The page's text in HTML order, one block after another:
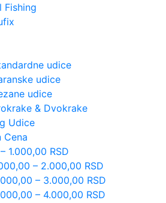
Fishing
udice
udice
udice
& Dvokrake
Udice
Cena
1.000,00 RSD
– 2.000,00 RSD
– 3.000,00 RSD
– 4.000,00 RSD